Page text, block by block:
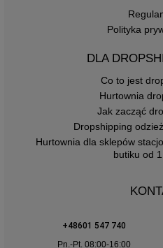
Polityka
DLA
Co to jest
Hurtownia
Jak zacząć
Dropshipping
Hurtownia dla sklepów
butiku od
+48601 547 740
Pn.-Pt. 08:00-16:00